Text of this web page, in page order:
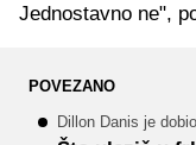
Jednostavno ne",
POVEZANO
Dillon Danis je